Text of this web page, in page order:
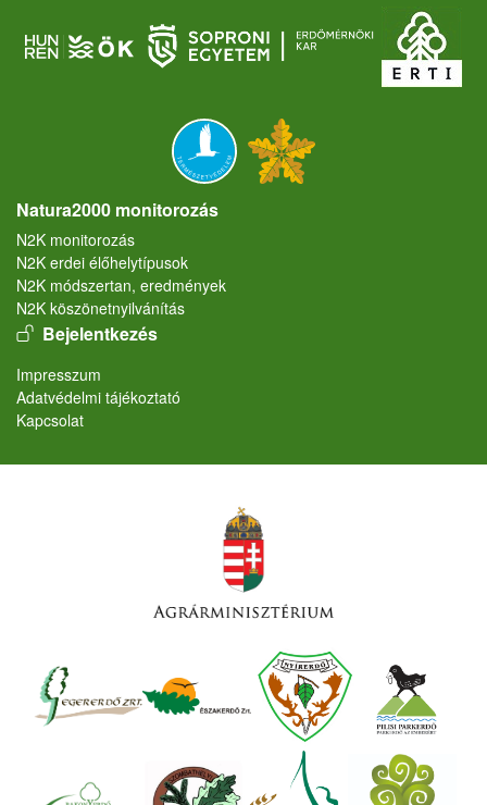
Natura2000 monitorozás
N2K monitorozás
N2K erdei élőhelytípusok
N2K módszertan, eredmények
N2K köszönetnyilvánítás
User account menu
Bejelentkezés
Lábléc
Impresszum
Adatvédelmi tájékoztató
Kapcsolat